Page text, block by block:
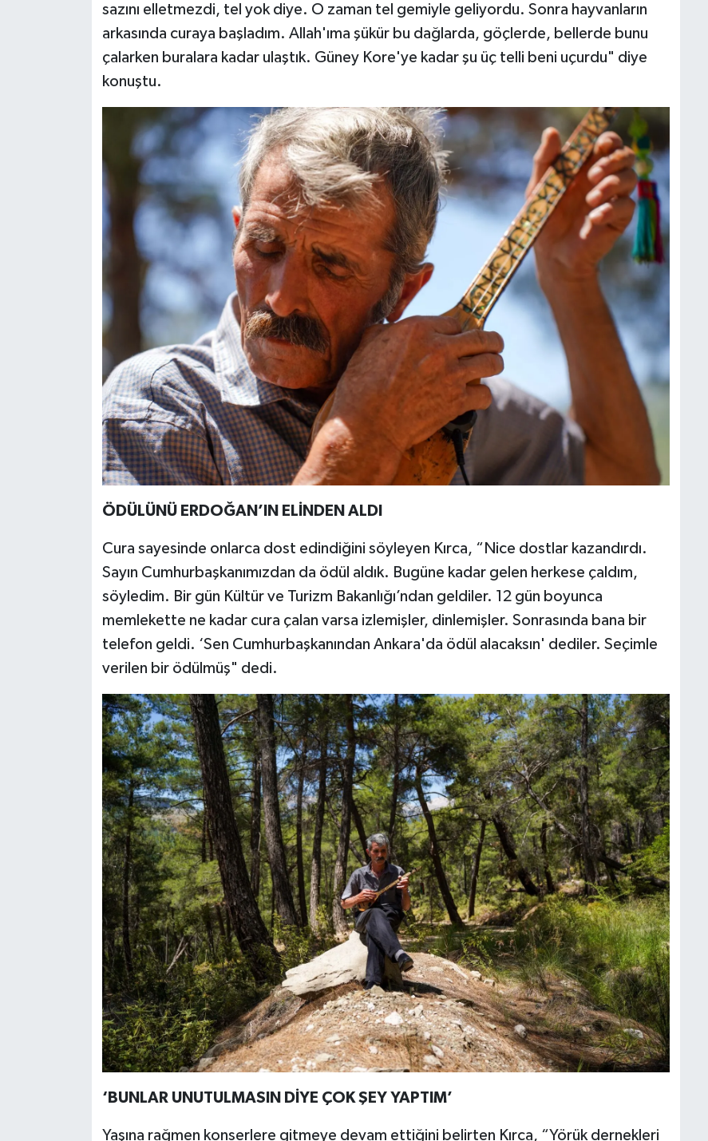
sazını elletmezdi, tel yok diye. O zaman tel gemiyle geliyordu. Sonra hayvanların
arkasında curaya başladım. Allah'ıma şükür bu dağlarda, göçlerde, bellerde bunu
çalarken buralara kadar ulaştık. Güney Kore'ye kadar şu üç telli beni uçurdu" diye
konuştu.
ÖDÜLÜNÜ ERDOĞAN’IN ELİNDEN ALDI
Cura sayesinde onlarca dost edindiğini söyleyen Kırca, “Nice dostlar kazandırdı.
Sayın Cumhurbaşkanımızdan da ödül aldık. Bugüne kadar gelen herkese çaldım,
söyledim. Bir gün Kültür ve Turizm Bakanlığı’ndan geldiler. 12 gün boyunca
memlekette ne kadar cura çalan varsa izlemişler, dinlemişler. Sonrasında bana bir
telefon geldi. ‘Sen Cumhurbaşkanından Ankara'da ödül alacaksın' dediler. Seçimle
verilen bir ödülmüş" dedi.
‘BUNLAR UNUTULMASIN DİYE ÇOK ŞEY YAPTIM’
Yaşına rağmen konserlere gitmeye devam ettiğini belirten Kırca, “Yörük dernekleri